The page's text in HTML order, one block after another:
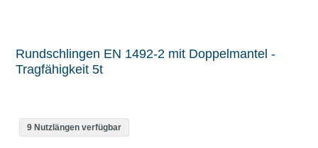
Rundschlingen EN 1492-2 mit Doppelmantel -
Tragfähigkeit 5t
9 Nutzlängen verfügbar